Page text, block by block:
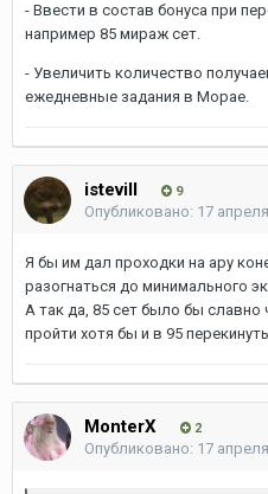
- Ввести в состав бонуса при
например 85 мираж сет.
- Увеличить количество
ежедневные задания в Морае.
istevill 9
Опубликовано: 17
Я бы им дал проходки на ару
разогнаться до минимального
А так да, 85 сет было бы славно
пройти хотя бы и в 95
MonterX 2
Опубликовано: 17